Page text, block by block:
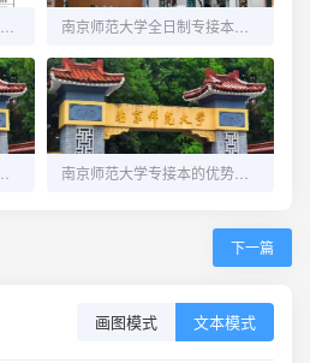
下一篇
画图模式 文本模式